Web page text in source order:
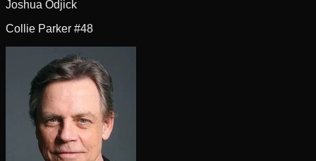
Joshua Odjick
Collie Parker #48